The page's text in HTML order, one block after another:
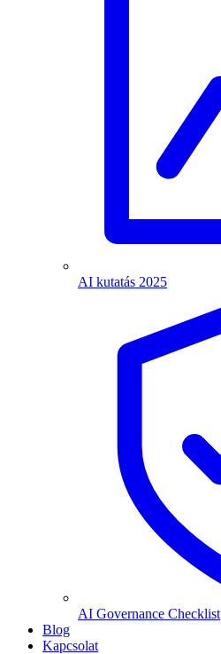
AI kutatás 2025
AI Governance Checklist
Blog
Kapcsolat